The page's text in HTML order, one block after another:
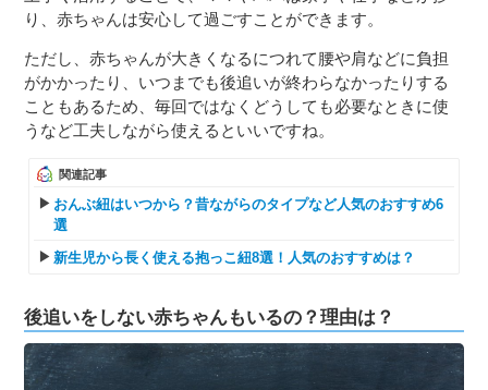
り、赤ちゃんは安心して過ごすことができます。
ただし、赤ちゃんが大きくなるにつれて腰や肩などに負担
がかかったり、いつまでも後追いが終わらなかったりする
こともあるため、毎回ではなくどうしても必要なときに使
うなど工夫しながら使えるといいですね。
関連記事
おんぶ紐はいつから？昔ながらのタイプなど人気のおすすめ6
選
新生児から長く使える抱っこ紐8選！人気のおすすめは？
後追いをしない赤ちゃんもいるの？理由は？